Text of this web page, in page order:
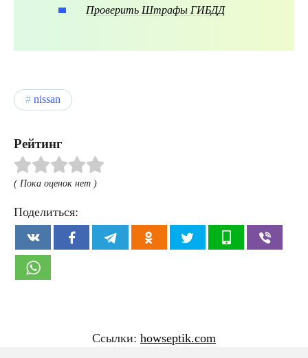
Проверить Штрафы ГИБДД
nissan
Рейтинг
( Пока оценок нет )
Поделиться:
Ссылки: howseptik.com